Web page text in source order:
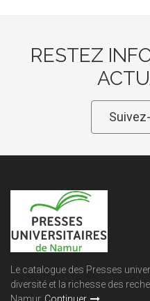
RESTEZ
Le catalogue des Presses
diversité et la richesse des
Namur. Continuer